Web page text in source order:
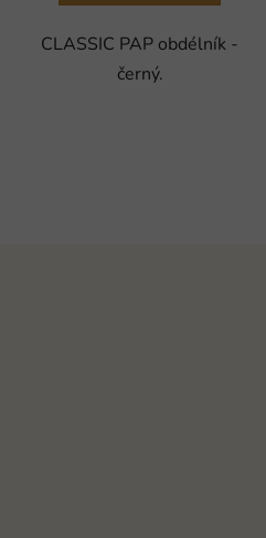
CLASSIC PAP obdélník -
černý.